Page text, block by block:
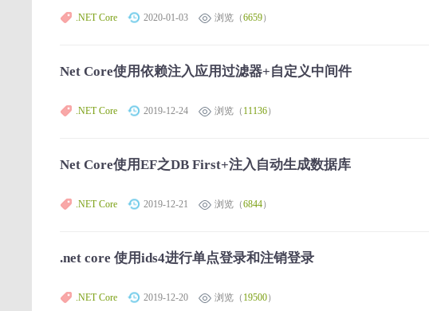
.NET Core 2020-01-03 浏览（6659）
Net Core使用依赖注入应用过滤器+自定义中间件
.NET Core 2019-12-24 浏览（ 11136）
Net Core使用EF之DB First+注入自动生成数据库
.NET Core 2019-12-21 浏览（6844）
.net core 使用ids4进行单点登录和注销登录
.NET Core 2019-12-20 浏览（ 19500）